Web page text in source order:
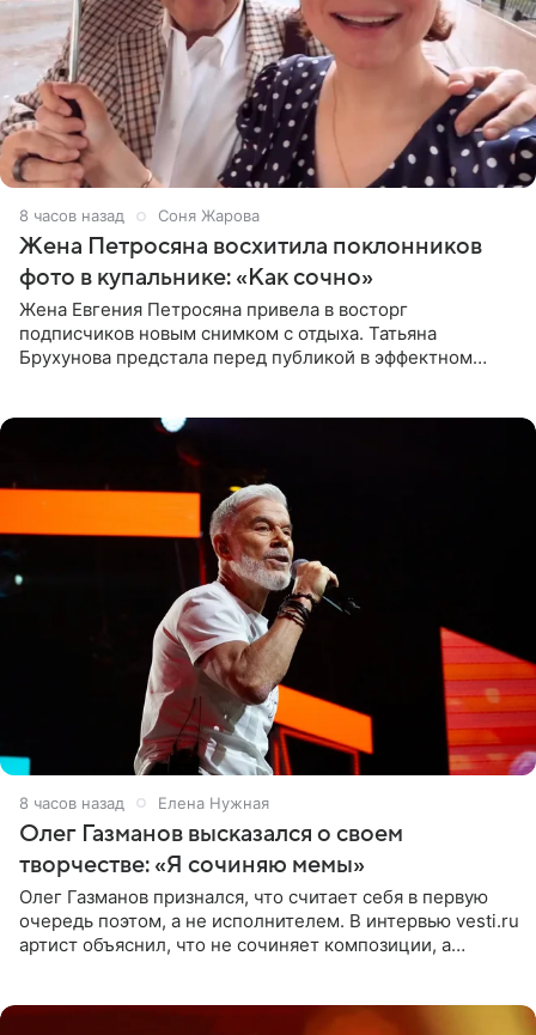
8 часов назад Соня Жарова
Жена Петросяна восхитила поклонников
фото в купальнике: «Как сочно»
Жена Евгения Петросяна привела в восторг
подписчиков новым снимком с отдыха. Татьяна
Брухунова предстала перед публикой в эффектном
8 часов назад Елена Нужная
Олег Газманов высказался о своем
творчестве: «Я сочиняю мемы»
Олег Газманов признался, что считает себя в первую
очередь поэтом, а не исполнителем. В интервью vesti.ru
артист объяснил, что не сочиняет композиции, а